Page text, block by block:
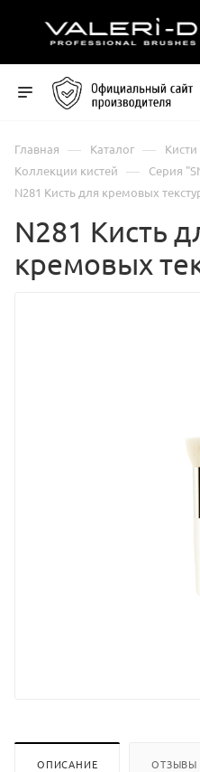
Главная — Каталог —
Коллекции кистей — Серия
N281 Кисть для кремовых
N281 Кисть
кремовых
ОПИСАНИЕ ОТЗЫВЫ